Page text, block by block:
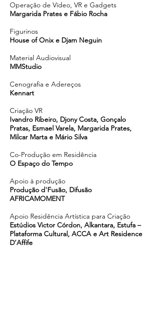
Operação de Vídeo, VR e Gadgets
Margarida Prates e Fábio Rocha
Figurinos
House of Onix e Djam Neguin
Material Audiovisual
MMStudio
Cenografia e Adereços
Kennart
Criação VR
Ivandro Ribeiro, Djony Costa, Gonçalo
Pratas, Esmael Varela, Margarida Prates,
Milcar Marta e Mário Silva
Co-Produção em Residência
O Espaço do Tempo
Apoio à produção
Produção d'Fusão, Difusão
AFRICAMOMENT
Apoio Residência Artística para Criação
Estúdios Victor Córdon, Alkantara, Estufa –
Plataforma Cultural, ACCA e Art Residence
D’Affife